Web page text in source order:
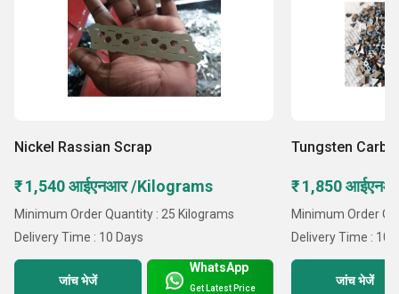
Nickel Rassian Scrap
₹ 1,540 आईएनआर /Kilograms
Minimum Order Quantity : 25 Kilograms
Delivery Time : 10 Days
जांच भेजें
WhatsApp
Get Latest Price
Tungsten
₹ 1,850
Minimum Order
Delivery Time : 10
जांच भेजें